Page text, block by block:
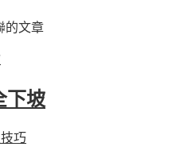
的文章
下坡